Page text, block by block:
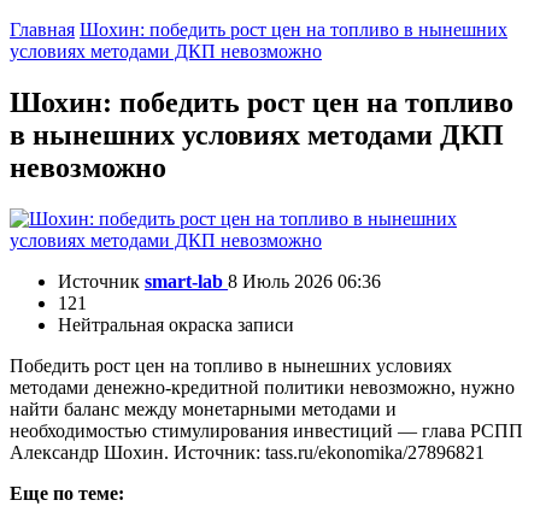
Главная Шохин: победить рост цен на топливо в нынешних
условиях методами ДКП невозможно
Шохин: победить рост цен на топливо
в нынешних условиях методами ДКП
невозможно
Источник smart-lab 8 Июль 2026 06:36
121
Нейтральная окраска записи
Победить рост цен на топливо в нынешних условиях
методами денежно-кредитной политики невозможно, нужно
найти баланс между монетарными методами и
необходимостью стимулирования инвестиций — глава РСПП
Александр Шохин. Источник: tass.ru/ekonomika/27896821
Еще по теме: